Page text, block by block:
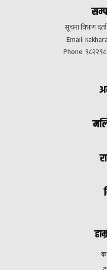
सूचना विभाग
Email:
Phone: